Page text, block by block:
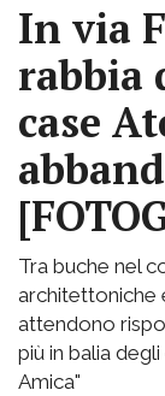
In via
rabbia
case
Tra buche nel
architettoniche
attendono
più in balia
Amica"